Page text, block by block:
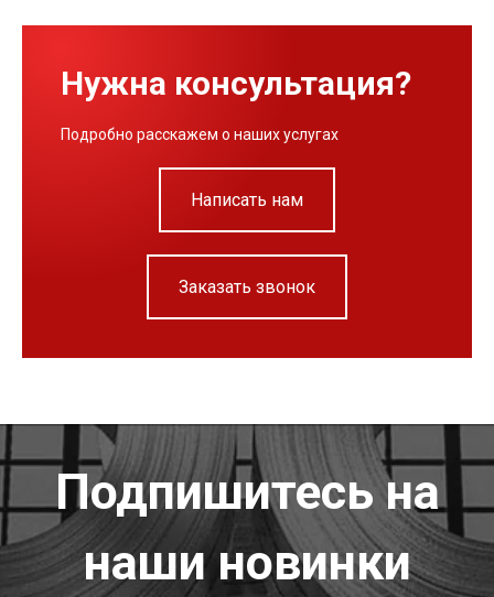
Нужна консультация?
Подробно расскажем о наших услугах
Написать нам
Заказать звонок
Подпишитесь на
наши новинки